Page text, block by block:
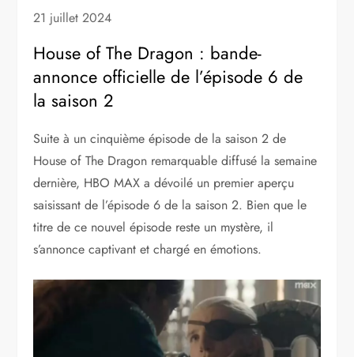
21 juillet 2024
House of The Dragon : bande-
annonce officielle de l’épisode 6 de
la saison 2
Suite à un cinquième épisode de la saison 2 de
House of The Dragon remarquable diffusé la semaine
dernière, HBO MAX a dévoilé un premier aperçu
saisissant de l’épisode 6 de la saison 2. Bien que le
titre de ce nouvel épisode reste un mystère, il
s’annonce captivant et chargé en émotions.